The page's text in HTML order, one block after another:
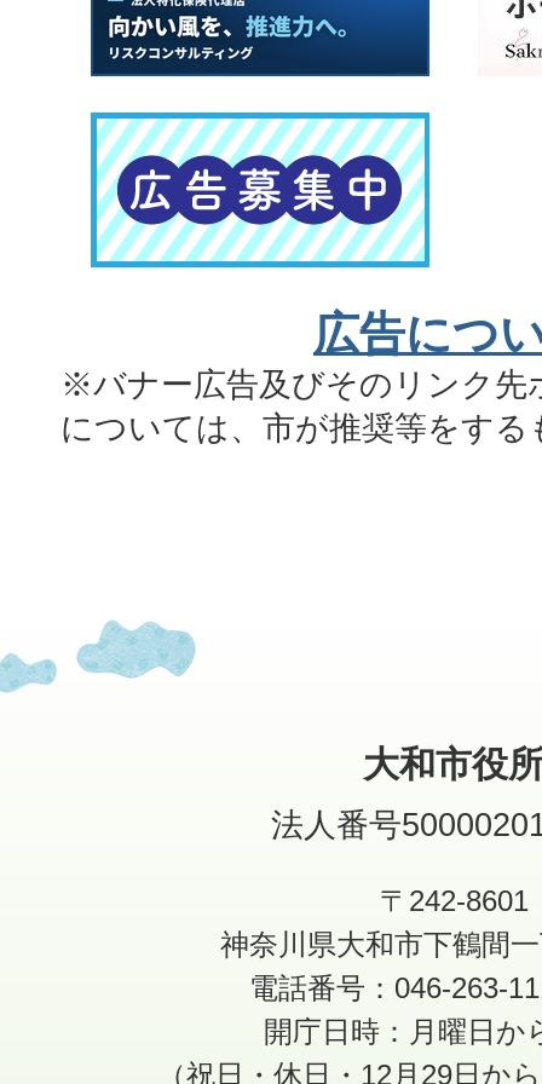
広告につ
※バナー広告及びそのリンク先
については、市が推奨等をす
大和市役
法人番号
〒242-8601
神奈川県大和市下鶴間
電話番号：046-263-
開庁日時：月曜日か
（祝日・休日・12月29日か